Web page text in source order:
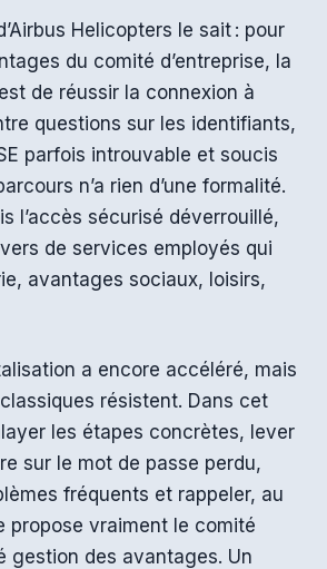
Helicopters le sait : pour
du comité d’entreprise, la
de réussir la connexion à
questions sur les identifiants,
parfois introuvable et soucis
n’a rien d’une formalité.
l’accès sécurisé déverrouillé,
de services employés qui
avantages sociaux, loisirs,
a encore accéléré, mais
résistent. Dans cet
les étapes concrètes, lever
sur le mot de passe perdu,
fréquents et rappeler, au
propose vraiment le comité
gestion des avantages. Un